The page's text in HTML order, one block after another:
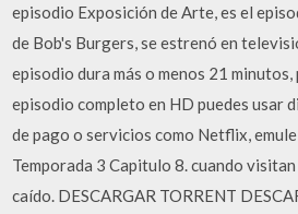
episodio Exposición de Arte, es el
de Bob's Burgers, se estrenó en
episodio dura más o menos 21
episodio completo en HD puedes usar
de pago o servicios como Netflix,
Temporada 3 Capitulo 8. cuando
caído. DESCARGAR TORRENT